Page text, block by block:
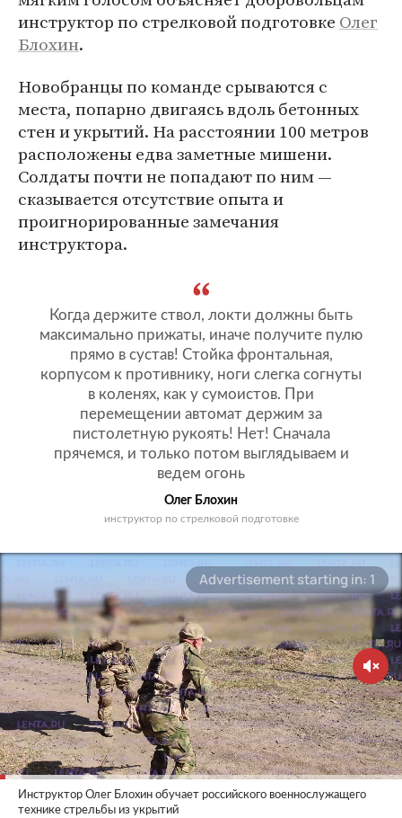
инструктор по стрелковой подготовке Олег
Блохин.
Новобранцы по команде срываются с
места, попарно двигаясь вдоль бетонных
стен и укрытий. На расстоянии 100 метров
расположены едва заметные мишени.
Солдаты почти не попадают по ним —
сказывается отсутствие опыта и
проигнорированные замечания
инструктора.
Когда держите ствол, локти должны быть
максимально прижаты, иначе получите пулю
прямо в сустав! Стойка фронтальная,
корпусом к противнику, ноги слегка согнуты
в коленях, как у сумоистов. При
перемещении автомат держим за
пистолетную рукоять! Нет! Сначала
прячемся, и только потом выглядываем и
ведем огонь
Олег Блохин
инструктор по стрелковой подготовке
Инструктор Олег Блохин обучает российского военнослужащего
технике стрельбы из укрытий